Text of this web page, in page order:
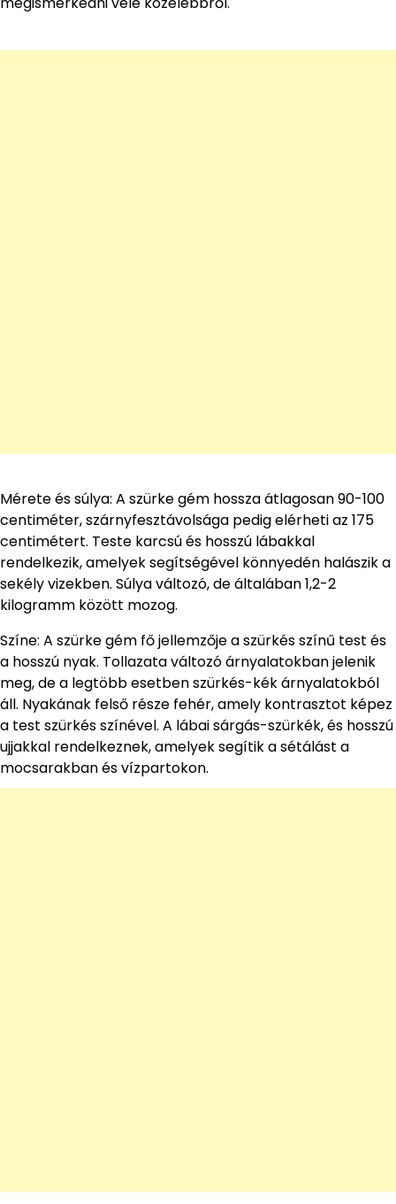
Mérete és súlya: A szürke gém hossza átlagosan 90-100
centiméter, szárnyfesztávolsága pedig elérheti az 175
centimétert. Teste karcsú és hosszú lábakkal
rendelkezik, amelyek segítségével könnyedén halászik a
sekély vizekben. Súlya változó, de általában 1,2-2
kilogramm között mozog.
Színe: A szürke gém fő jellemzője a szürkés színű test és
a hosszú nyak. Tollazata változó árnyalatokban jelenik
meg, de a legtöbb esetben szürkés-kék árnyalatokból
áll. Nyakának felső része fehér, amely kontrasztot képez
a test szürkés színével. A lábai sárgás-szürkék, és hosszú
ujjakkal rendelkeznek, amelyek segítik a sétálást a
mocsarakban és vízpartokon.